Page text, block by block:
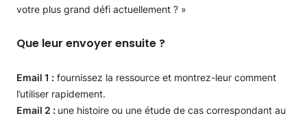
votre plus grand défi actuellement ? »
Que leur envoyer ensuite ?
Email 1 : fournissez la ressource et montrez-leur comment
l’utiliser rapidement.
Email 2 : une histoire ou une étude de cas correspondant au